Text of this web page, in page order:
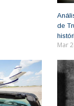
de
Mar